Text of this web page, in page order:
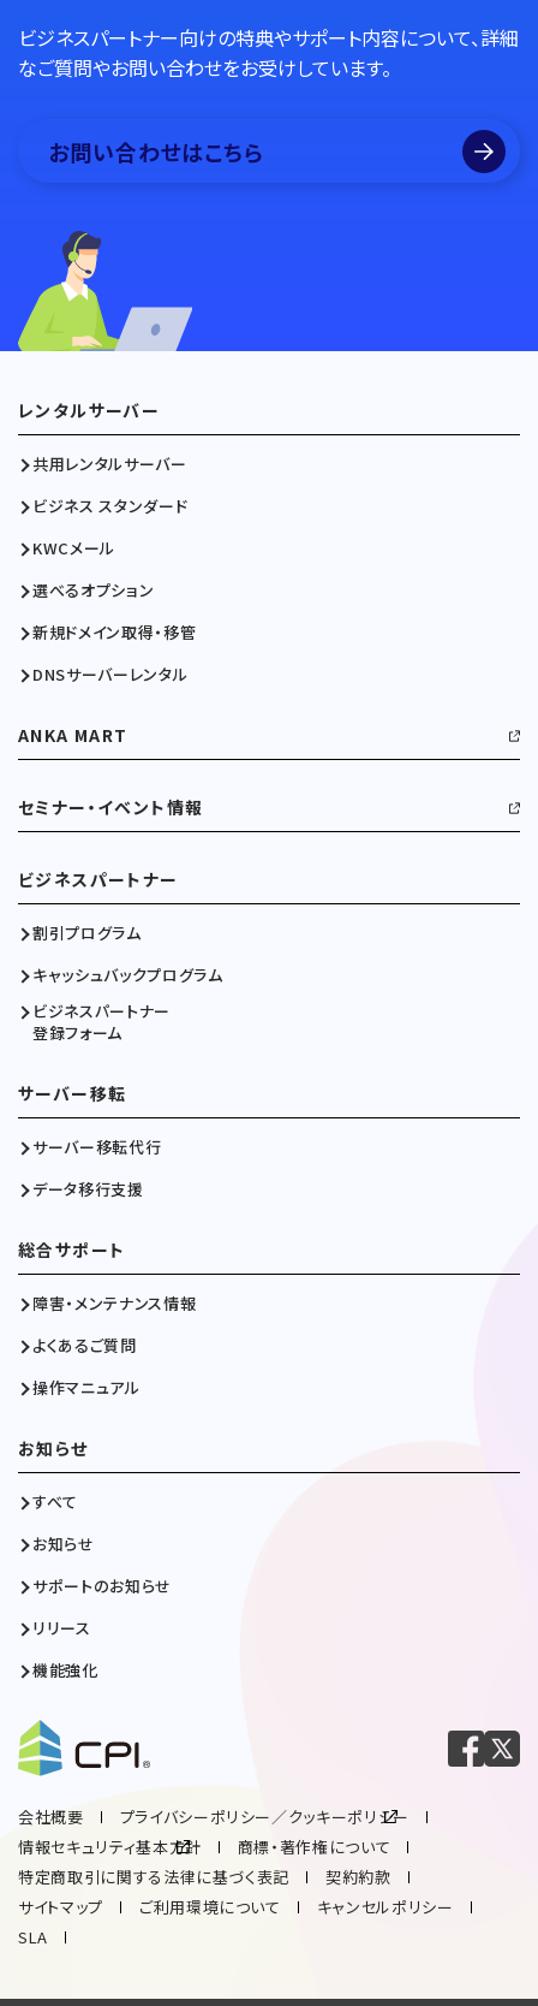
ビジネスパートナー向けの特典やサポート内容について、詳細
なご質問やお問い合わせをお受けしています。
お問い合わせはこちら
レンタルサーバー
共用レンタルサーバー
ビジネス スタンダード
KWCメール
選べるオプション
新規ドメイン取得・移管
DNSサーバーレンタル
ANKA MART
セミナー・イベント情報
ビジネスパートナー
割引プログラム
キャッシュバックプログラム
ビジネスパートナー
登録フォーム
サーバー移転
サーバー移転代行
データ移行支援
総合サポート
障害・メンテナンス情報
よくあるご質問
操作マニュアル
お知らせ
すべて
お知らせ
サポートのお知らせ
リリース
機能強化
会社概要
プライバシーポリシー／クッキーポリシー
情報セキュリティ基本方針
商標・著作権について
特定商取引に関する法律に基づく表記
契約約款
サイトマップ
ご利用環境について
キャンセルポリシー
SLA